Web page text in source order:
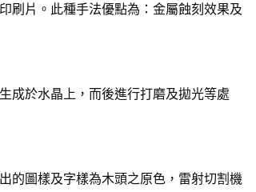
刷片。此種手法優點為：金屬蝕刻效果及
成於水晶上，而後進行打磨及拋光等處
的圖樣及字樣為木頭之原色，雷射切割機